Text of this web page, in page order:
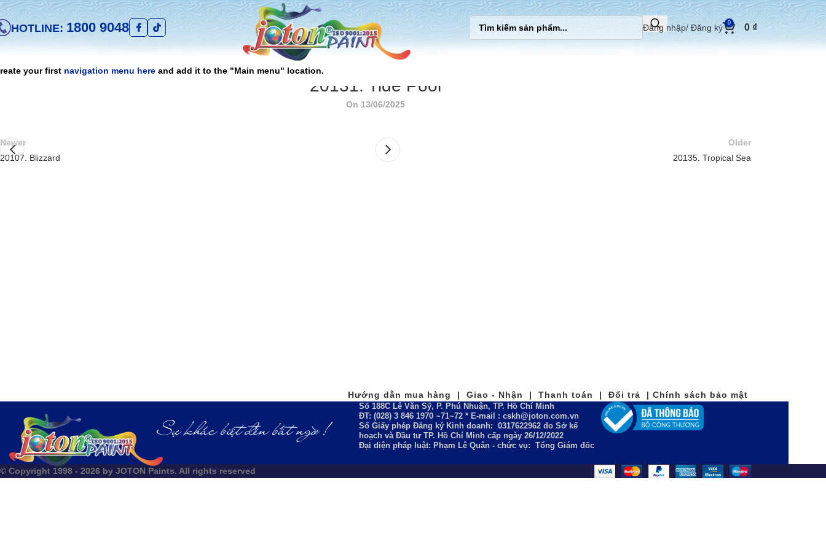
HOTLINE: 1800 9048 Đăng nhập/ Đăng ký 0 0 ₫
your first navigation menu here and add it to the "Main menu" location.
20131. Tide Pool
On 13/06/2025
Newer
20107. Blizzard
Older
20135. Tropical Sea
Hướng dẫn mua hàng | Giao - Nhận | Thanh toán | Đổi trả | Chính sách bảo mật
Số 188C Lê Văn Sỹ, P. Phú Nhuận, TP. Hồ Chí Minh
ĐT: (028) 3 846 1970 ~71~72 * E-mail : cskh@joton.com.vn
Số Giấy phép Đăng ký Kinh doanh: 0317622962 do Sở kế
hoạch và Đầu tư TP. Hồ Chí Minh cấp ngày 26/12/2022
Đại diện pháp luật: Phạm Lê Quân - chức vụ: Tổng Giám đốc
© Copyright 1998 - 2026 by JOTON Paints. All rights reserved